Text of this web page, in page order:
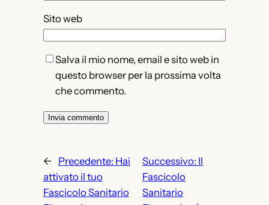
Sito web
Salva il mio nome, email e sito web in
questo browser per la prossima volta
che commento.
← Precedente: Hai
attivato il tuo
Fascicolo Sanitario
Successivo: Il
Fascicolo
Sanitario